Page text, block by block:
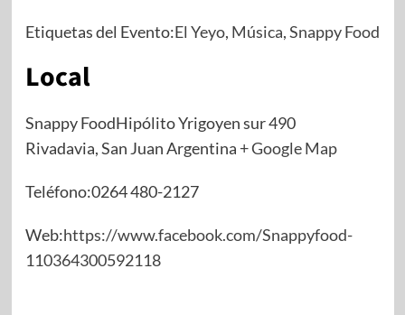
Etiquetas del Evento:El Yeyo, Música,Snappy Food
Local
Snappy FoodHipólito Yrigoyen sur 490
Rivadavia, San Juan Argentina + Google Map
Teléfono:0264 480-2127
Web:https://www.facebook.com/Snappyfood-
110364300592118